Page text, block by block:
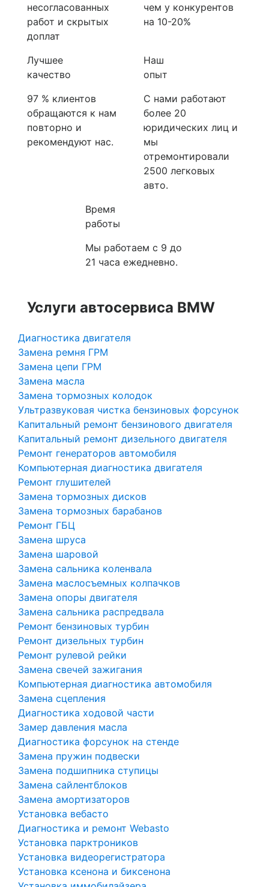
несогласованных
работ и скрытых
доплат
чем у конкурентов
на 10-20%
Лучшее
качество
97 % клиентов
обращаются к нам
повторно и
рекомендуют нас.
Наш
опыт
С нами работают
более 20
юридических лиц и
мы
отремонтировали
2500 легковых
авто.
Время
работы
Мы работаем с 9 до
21 часа ежедневно.
Услуги автосервиса BMW
Диагностика двигателя
Замена ремня ГРМ
Замена цепи ГРМ
Замена масла
Замена тормозных колодок
Ультразвуковая чистка бензиновых форсунок
Капитальный ремонт бензинового двигателя
Капитальный ремонт дизельного двигателя
Ремонт генераторов автомобиля
Компьютерная диагностика двигателя
Ремонт глушителей
Замена тормозных дисков
Замена тормозных барабанов
Ремонт ГБЦ
Замена шруса
Замена шаровой
Замена сальника коленвала
Замена маслосъемных колпачков
Замена опоры двигателя
Замена сальника распредвала
Ремонт бензиновых турбин
Ремонт дизельных турбин
Ремонт рулевой рейки
Замена свечей зажигания
Компьютерная диагностика автомобиля
Замена сцепления
Диагностика ходовой части
Замер давления масла
Диагностика форсунок на стенде
Замена пружин подвески
Замена подшипника ступицы
Замена сайлентблоков
Замена амортизаторов
Установка вебасто
Диагностика и ремонт Webasto
Установка парктроников
Установка видеорегистратора
Установка ксенона и биксенона